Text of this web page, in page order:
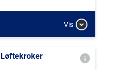
Vis
Løftekroker